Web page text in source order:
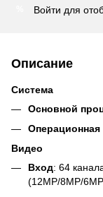
Войти для
Описание
Система
Основной
Операционная
Видео
Вход: 64
(12MP/8MP/